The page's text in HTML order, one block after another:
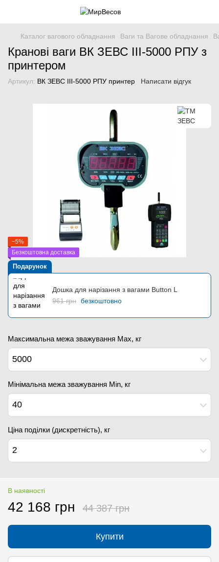
Каталог вагового обладнання Ваги та Вагове обладнання
Кранові ваги ВК ЗЕВС ІІІ-5000 РПУ з
принтером
Артикул: ВК ЗЕВС ІІІ-5000 РПУ принтер Написати відгук
−5%
Безкоштовна доставка
Подарунок
Дошка для нарізання з вагами Button L
961 грн безкоштовно
Максимальна межа зважування Мах, кг
5000
Мінімальна межа зважування Min, кг
40
Ціна поділки (дискретність), кг
2
В наявності
42 168 грн 44 387 грн
Купити